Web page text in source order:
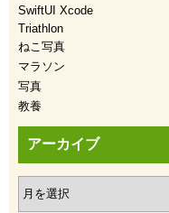
SwiftUI Xcode
Triathlon
ねこ写真
マラソン
写真
教養
アーカイブ
ー